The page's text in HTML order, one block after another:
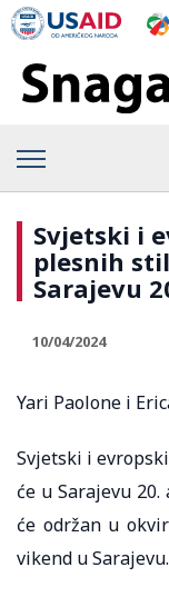
Svjetski i
plesnih
Sarajevu
10/04/2024
Yari Paolone i
Svjetski i
će u Sarajevu
će održan u
vikend u Sarajevu.